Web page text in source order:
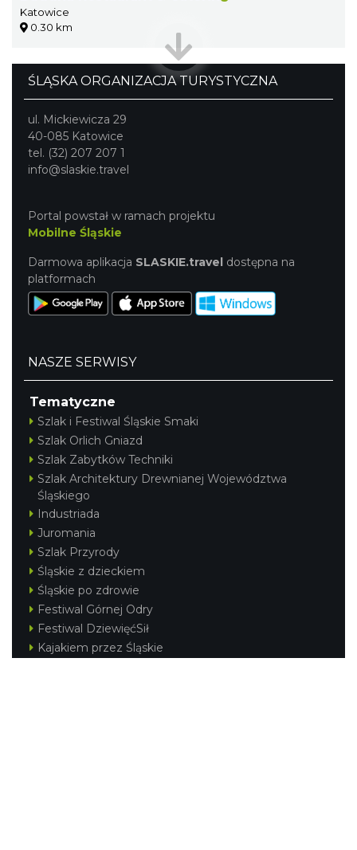
Katowice
0.30 km
ŚLĄSKA ORGANIZACJA TURYSTYCZNA
ul. Mickiewicza 29
40-085 Katowice
tel. (32) 207 207 1
info@slaskie.travel
Portal powstał w ramach projektu
Mobilne Śląskie
Darmowa aplikacja SLASKIE.travel dostępna na
platformach
NASZE SERWISY
Tematyczne
Szlak i Festiwal Śląskie Smaki
Szlak Orlich Gniazd
Szlak Zabytków Techniki
Szlak Architektury Drewnianej Województwa
Śląskiego
Industriada
Juromania
Szlak Przyrody
Śląskie z dzieckiem
Śląskie po zdrowie
Festiwal Górnej Odry
Festiwal DziewięćSił
Kajakiem przez Śląskie